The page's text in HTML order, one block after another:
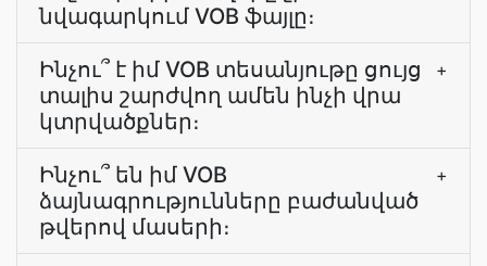
նվագարկում VOB ֆայլը։
Ինչու՞ է իմ VOB տեսանյութը ցույց
տալիս շարժվող ամեն ինչի վրա
կտրվածքներ։
+
Ինչու՞ են իմ VOB
ձայնագրությունները բաժանված
թվերով մասերի։
+